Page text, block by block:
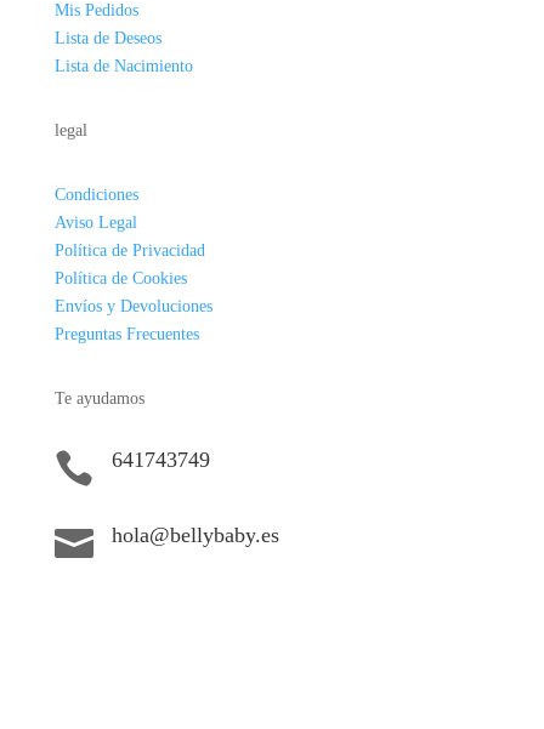
Mis Pedidos
Lista de Deseos
Lista de Nacimiento
legal
Condiciones
Aviso Legal
Política de Privacidad
Política de Cookies
Envíos y Devoluciones
Preguntas Frecuentes
Te ayudamos
 641743749
 hola@bellybaby.es